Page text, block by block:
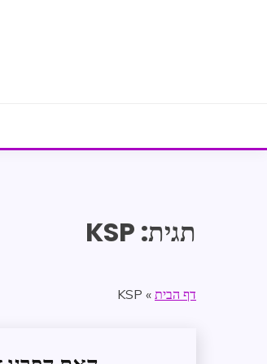
תגית: KSP
דף הבית »
KSP